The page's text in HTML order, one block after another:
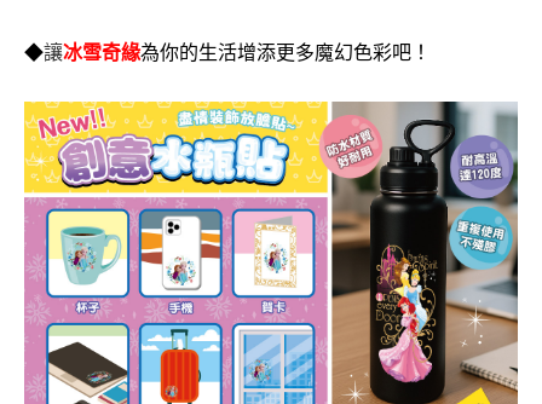
◆讓冰雪奇緣為你的生活增添更多魔幻色彩吧！